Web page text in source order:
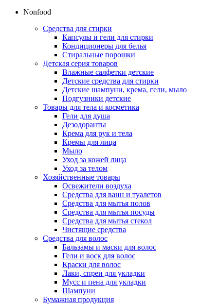
Nonfood
Средства для стирки
Капсулы и гели для стирки
Кондиционеры для белья
Стиральные порошки
Детская серия товаров
Влажные салфетки детские
Детские средства для стирки
Детские шампуни, крема, гели, мыло
Подгузники детские
Товары для тела и косметика
Гели для душа
Дезодоранты
Крема для рук и тела
Кремы для лица
Мыло
Уход за кожей лица
Уход за телом
Хозяйственные товары
Освежители воздуха
Средства для ванн и туалетов
Средства для мытья полов
Средства для мытья посуды
Средства для мытья стекол
Чистящие средства
Средства для волос
Бальзамы и маски для волос
Гели и воск для волос
Краски для волос
Лаки, спреи для укладки
Мусс и пена для укладки
Шампуни
Бумажная продукция